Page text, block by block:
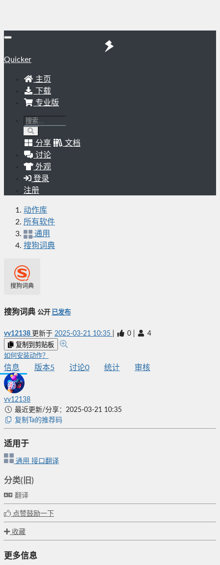
Quicker
主页
下载
专业版
分享
文档
讨论
外观
登录
注册
动作库
所有软件
通用
搜狗词典
搜狗词典
搜狗词典 公开 已发布
vv12138 更新于 2025-03-21 10:35 0 4
复制到剪贴板
如何安装动作？
信息 版本5 讨论0 统计 审核
vv12138
最近更新/分享：2025-03-21 10:35
复制Ta的推荐码
适用于
通用 接口翻译
分类(旧)
翻译
点赞鼓励一下
收藏
更多信息